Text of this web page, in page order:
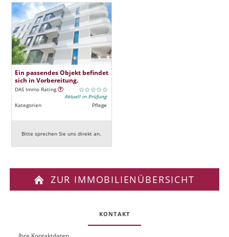
Ein passendes Objekt befindet
sich in Vorbereitung.
DAS Immo Rating
Aktuell in Prüfung
Kategorien
Pflege
Bitte sprechen Sie uns direkt an.
ZUR IMMOBILIENÜBERSICHT
KONTAKT